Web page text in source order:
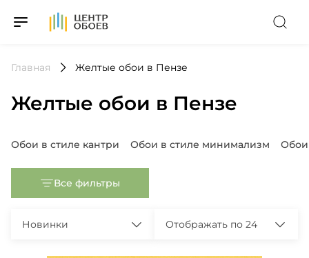
На Главную
Главная Желтые обои в Пензе
Желтые обои в Пензе
Популярные запросы
Обои в стиле кантри Обои в стиле минимализм Обои
Все фильтры
Новинки Отображать по 24